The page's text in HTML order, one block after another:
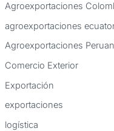
Agroexportaciones
agroexportaciones
Agroexportaciones
Comercio Exterior
Exportación
exportaciones
logística